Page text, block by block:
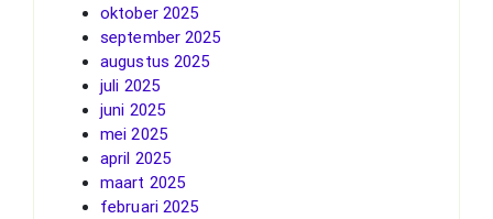
oktober 2025
september 2025
augustus 2025
juli 2025
juni 2025
mei 2025
april 2025
maart 2025
februari 2025